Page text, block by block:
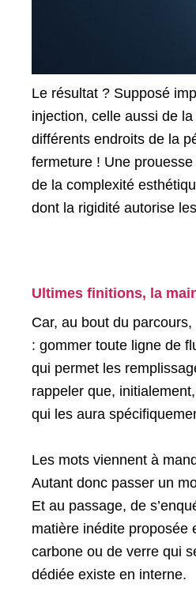
Le résultat ? Supposé
injection, celle aussi de
différents endroits de la
fermeture ! Une
de la complexité
dont la rigidité autorise
Ultimes finitions, la
Car, au bout du parcours,
: gommer toute ligne de
qui permet les
rappeler que,
qui les aura
Les mots viennent à
Autant donc passer un
Et au passage, de
matière inédite proposée
carbone ou de verre qui
dédiée existe en interne.